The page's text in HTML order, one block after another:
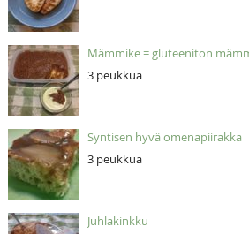
Mämmike = gluteeniton
3 peukkua
Syntisen hyvä omenapiirakka
3 peukkua
Juhlakinkku